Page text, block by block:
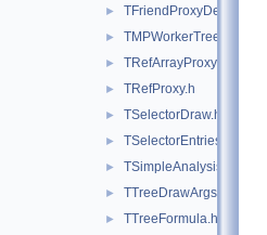
► TFriendProxyDescriptor.h
► TMPWorkerTree.h
► TRefArrayProxy.h
► TRefProxy.h
► TSelectorDraw.h
► TSelectorEntries.h
► TSimpleAnalysis.h
► TTreeDrawArgsParser.h
► TTreeFormula.h